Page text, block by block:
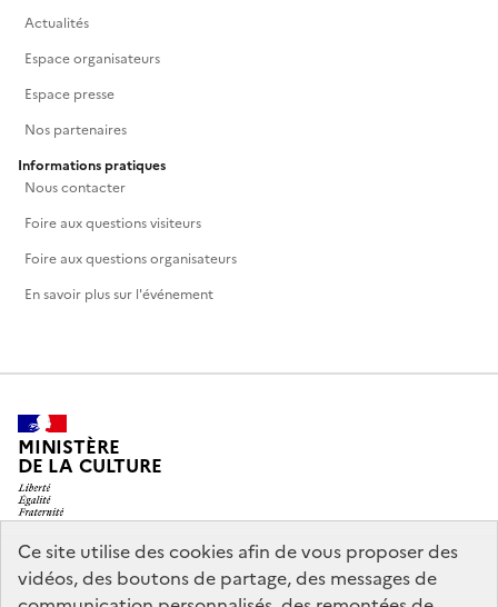
Ce site utilise des cookies afin de vous proposer des
vidéos, des boutons de partage, des messages de
Actualités
Espace organisateurs
Espace presse
Nos partenaires
Informations pratiques
Nous contacter
Foire aux questions visiteurs
Foire aux questions organisateurs
En savoir plus sur l'événement
MINISTÈRE
DE LA CULTURE
legifrance.gouv.fr info.gouv.fr